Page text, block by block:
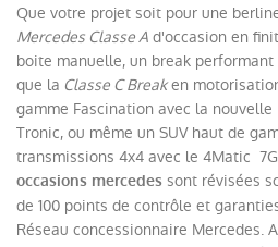
Que votre projet soit pour une
Mercedes Classe A d'occasion en
boite manuelle, un break
que la Classe C Breaken
gamme Fascination avec la
Tronic, ou même un SUV haut de
transmissions 4x4 avec le 4Matic
occasions mercedes sont révisées
de 100 points de contrôle et
Réseau concessionnaire Mercedes.